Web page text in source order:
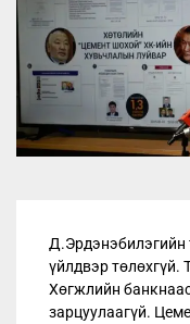
Д.Эрдэнэбилэгийн
үйлдвэр төлөхгүй.
Хөгжлийн
зарцуулаагүй.